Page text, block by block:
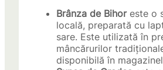
Brânza de Bihoreste o
locală, preparată cu
sare. Este utilizată în
mâncărurilor
disponibilă în